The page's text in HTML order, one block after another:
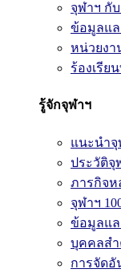
จุฬาฯ กั
ข้อมูลแ
หน่วยงา
ร้องเรีย
รู้จักจุฬาฯ
แนะนำจุ
ประวัติจุ
ภารกิจห
จุฬาฯ
ข้อมูลแ
บุคคลส
การจัดอั